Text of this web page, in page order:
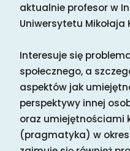
aktualnie profesor w
Uniwersytetu Mikołaja
Interesuje się
społecznego, a
aspektów jak
perspektywy innej
oraz umiejętnościami
(pragmatyka) w